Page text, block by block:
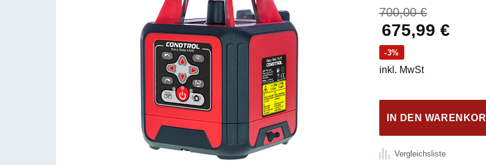
700,00€
Preis
675,99 €
-3%
inkl. MwSt
IN DEN
Vergleichsliste